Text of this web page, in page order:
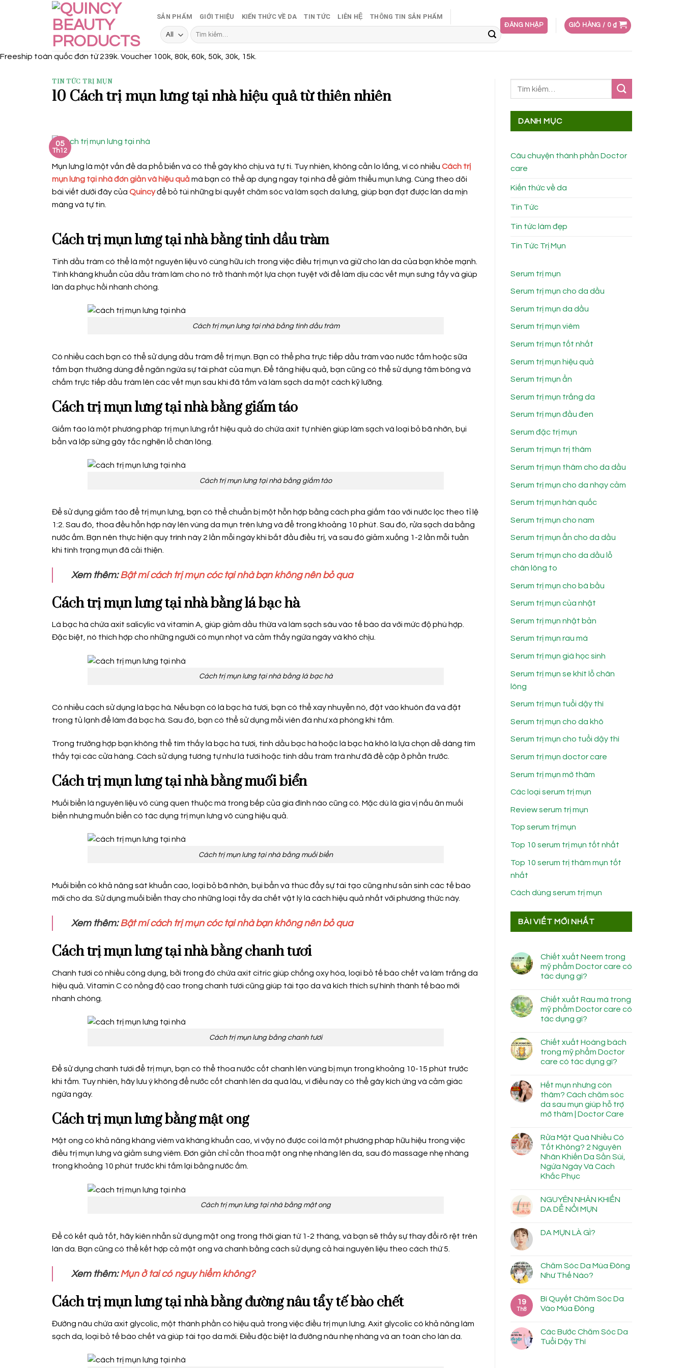
SẢN PHẨM GIỚI THIỆU KIẾN THỨC VỀ DA TIN TỨC LIÊN HỆ THÔNG TIN SẢN PHẨM
Tìm
kiếm:
ĐĂNG NHẬP GIỎ HÀNG / 0 ₫
Freeship toàn quốc đơn từ 239k. Voucher 100k, 80k, 60k, 50k, 30k, 15k.
TIN TỨC TRỊ MỤN
10 Cách trị mụn lưng tại nhà hiệu quả từ thiên nhiên
05
Th12
Mụn lưng là một vấn đề da phổ biến và có thể gây khó chịu và tự ti. Tuy nhiên, không cần lo lắng, vì có nhiều Cách trị
mụn lưng tại nhà đơn giản và hiệu quảmà bạn có thể áp dụng ngay tại nhà để giảm thiểu mụn lưng. Cùng theo dõi
bài viết dưới đây của Quincyđể bỏ túi những bí quyết chăm sóc và làm sạch da lưng, giúp bạn đạt được làn da mịn
màng và tự tin.
Cách trị mụn lưng tại nhà bằng tinh dầu tràm
Tinh dầu tràm có thể là một nguyên liệu vô cùng hữu ích trong việc điều trị mụn và giữ cho làn da của bạn khỏe mạnh.
Tính kháng khuẩn của dầu tràm làm cho nó trở thành một lựa chọn tuyệt vời để làm dịu các vết mụn sưng tấy và giúp
làn da phục hồi nhanh chóng.
Cách trị mụn lưng tại nhà bằng tinh dầu tràm
Có nhiều cách bạn có thể sử dụng dầu tràm để trị mụn. Bạn có thể pha trực tiếp dầu tràm vào nước tắm hoặc sữa
tắm bạn thường dùng để ngăn ngừa sự tái phát của mụn. Để tăng hiệu quả, bạn cũng có thể sử dụng tăm bông và
chấm trực tiếp dầu tràm lên các vết mụn sau khi đã tắm và làm sạch da một cách kỹ lưỡng.
Cách trị mụn lưng tại nhà bằng giấm táo
Giấm táo là một phương pháp trị mụn lưng rất hiệu quả do chứa axit tự nhiên giúp làm sạch và loại bỏ bã nhờn, bụi
bẩn và lớp sừng gây tắc nghẽn lỗ chân lông.
Cách trị mụn lưng tại nhà bằng giấm táo
Để sử dụng giấm táo để trị mụn lưng, bạn có thể chuẩn bị một hỗn hợp bằng cách pha giấm táo với nước lọc theo tỉ lệ
1:2. Sau đó, thoa đều hỗn hợp này lên vùng da mụn trên lưng và để trong khoảng 10 phút. Sau đó, rửa sạch da bằng
nước ấm. Bạn nên thực hiện quy trình này 2 lần mỗi ngày khi bắt đầu điều trị, và sau đó giảm xuống 1-2 lần mỗi tuần
khi tình trạng mụn đã cải thiện.
Xem thêm:Bật mí cách trị mụn cóc tại nhà bạn không nên bỏ qua
Cách trị mụn lưng tại nhà bằng lá bạc hà
Lá bạc hà chứa axit salicylic và vitamin A, giúp giảm dầu thừa và làm sạch sâu vào tế bào da với mức độ phù hợp.
Đặc biệt, nó thích hợp cho những người có mụn nhọt và cảm thấy ngứa ngáy và khó chịu.
Cách trị mụn lưng tại nhà bằng lá bạc hà
Có nhiều cách sử dụng lá bạc hà. Nếu bạn có lá bạc hà tươi, bạn có thể xay nhuyễn nó, đặt vào khuôn đá và đặt
trong tủ lạnh để làm đá bạc hà. Sau đó, bạn có thể sử dụng mỗi viên đá như xà phòng khi tắm.
Trong trường hợp bạn không thể tìm thấy lá bạc hà tươi, tinh dầu bạc hà hoặc lá bạc hà khô là lựa chọn dễ dàng tìm
thấy tại các cửa hàng. Cách sử dụng tương tự như lá tươi hoặc tinh dầu tràm trà như đã đề cập ở phần trước.
Cách trị mụn lưng tại nhà bằng muối biển
Muối biển là nguyên liệu vô cùng quen thuộc mà trong bếp của gia đình nào cũng có. Mặc dù là gia vị nấu ăn muối
biển nhưng muốn biển có tác dụng trị mụn lưng vô cùng hiệu quả.
Cách trị mụn lưng tại nhà bằng muối biển
Muối biển có khả năng sát khuẩn cao, loại bỏ bã nhờn, bụi bẩn và thúc đẩy sự tái tạo cũng như sản sinh các tế bào
mới cho da. Sử dụng muối biển thay cho những loại tẩy da chết vật lý là cách hiệu quả nhất với phương thức này.
Xem thêm:Bật mí cách trị mụn cóc tại nhà bạn không nên bỏ qua
Cách trị mụn lưng tại nhà bằng chanh tươi
Chanh tươi có nhiều công dụng, bởi trong đó chứa axit citric giúp chống oxy hóa, loại bỏ tế bào chết và làm trắng da
hiệu quả. Vitamin C có nồng độ cao trong chanh tươi cũng giúp tái tạo da và kích thích sự hình thành tế bào mới
nhanh chóng.
Cách trị mụn lưng bằng chanh tươi
Để sử dụng chanh tươi để trị mụn, bạn có thể thoa nước cốt chanh lên vùng bị mụn trong khoảng 10-15 phút trước
khi tắm. Tuy nhiên, hãy lưu ý không để nước cốt chanh lên da quá lâu, vì điều này có thể gây kích ứng và cảm giác
ngứa ngáy.
Cách trị mụn lưng bằng mật ong
Mật ong có khả năng kháng viêm và kháng khuẩn cao, vì vậy nó được coi là một phương pháp hữu hiệu trong việc
điều trị mụn lưng và giảm sưng viêm. Đơn giản chỉ cần thoa mật ong nhẹ nhàng lên da, sau đó massage nhẹ nhàng
trong khoảng 10 phút trước khi tắm lại bằng nước ấm.
Cách trị mụn lưng tại nhà bằng mật ong
Để có kết quả tốt, hãy kiên nhẫn sử dụng mật ong trong thời gian từ 1-2 tháng, và bạn sẽ thấy sự thay đổi rõ rệt trên
làn da. Bạn cũng có thể kết hợp cả mật ong và chanh bằng cách sử dụng cả hai nguyên liệu theo cách thứ 5.
Xem thêm:Mụn ở tai có nguy hiểm không?
Cách trị mụn lưng tại nhà bằng đường nâu tẩy tế bào chết
Đường nâu chứa axit glycolic, một thành phần có hiệu quả trong việc điều trị mụn lưng. Axit glycolic có khả năng làm
sạch da, loại bỏ tế bào chết và giúp tái tạo da mới. Điều đặc biệt là đường nâu nhẹ nhàng và an toàn cho làn da.
DANH MỤC
Câu chuyện thành phần Doctor
care
Kiến thức về da
Tin Tức
Tin tức làm đẹp
Tin Tức Trị Mụn
Serum trị mụn
Serum trị mụn cho da dầu
Serum trị mụn da dầu
Serum trị mụn viêm
Serum trị mụn tốt nhất
Serum trị mụn hiệu quả
Serum trị mụn ẩn
Serum trị mụn trắng da
Serum trị mụn đầu đen
Serum đặc trị mụn
Serum trị mụn trị thâm
Serum trị mụn thâm cho da dầu
Serum trị mụn cho da nhạy cảm
Serum trị mụn hàn quốc
Serum trị mụn cho nam
Serum trị mụn ẩn cho da dầu
Serum trị mụn cho da dầu lỗ
chân lông to
Serum trị mụn cho bà bầu
Serum trị mụn của nhật
Serum trị mụn nhật bản
Serum trị mụn rau má
Serum trị mụn giá học sinh
Serum trị mụn se khít lỗ chân
lông
Serum trị mụn tuổi dậy thì
Serum trị mụn cho da khô
Serum trị mụn cho tuổi dậy thì
Serum trị mụn doctor care
Serum trị mụn mờ thâm
Các loại serum trị mụn
Review serum trị mụn
Top serum trị mụn
Top 10 serum trị mụn tốt nhất
Top 10 serum trị thâm mụn tốt
nhất
Cách dùng serum trị mụn
BÀI VIẾT MỚI NHẤT
Chiết xuất Neem trong
mỹ phẩm Doctor care có
tác dụng gì?
Chiết xuất Rau má trong
mỹ phẩm Doctor care có
tác dụng gì?
Chiết xuất Hoàng bách
trong mỹ phẩm Doctor
care có tác dụng gì?
Hết mụn nhưng còn
thâm? Cách chăm sóc
da sau mụn giúp hỗ trợ
mờ thâm | Doctor Care
Rửa Mặt Quá Nhiều Có
Tốt Không? 2 Nguyên
Nhân Khiến Da Sần Sùi,
Ngứa Ngáy Và Cách
Khắc Phục
NGUYÊN NHÂN KHIẾN
DA DỄ NỔI MỤN
DA MỤN LÀ GÌ?
Chăm Sóc Da Mùa Đông
Như Thế Nào?
19
Th8
Bí Quyết Chăm Sóc Da
Vào Mùa Đông
Các Bước Chăm Sóc Da
Tuổi Dậy Thì